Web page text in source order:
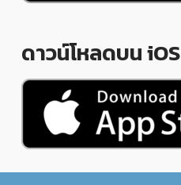
ดาวน์โหลดบน iOS